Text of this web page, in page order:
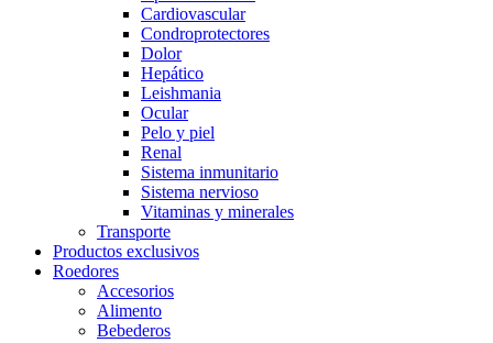
Cardiovascular
Condroprotectores
Dolor
Hepático
Leishmania
Ocular
Pelo y piel
Renal
Sistema inmunitario
Sistema nervioso
Vitaminas y minerales
Transporte
Productos exclusivos
Roedores
Accesorios
Alimento
Bebederos